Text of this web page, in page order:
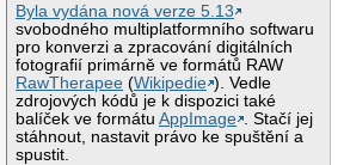
Byla vydána nová verze 5.13
svobodného multiplatformního softwaru
pro konverzi a zpracování digitálních
fotografií primárně ve formátů RAW
RawTherapee (Wikipedie ). Vedle
zdrojových kódů je k dispozici také
balíček ve formátuAppImage
. Stačí jej
stáhnout, nastavit právo ke spuštění a
spustit.